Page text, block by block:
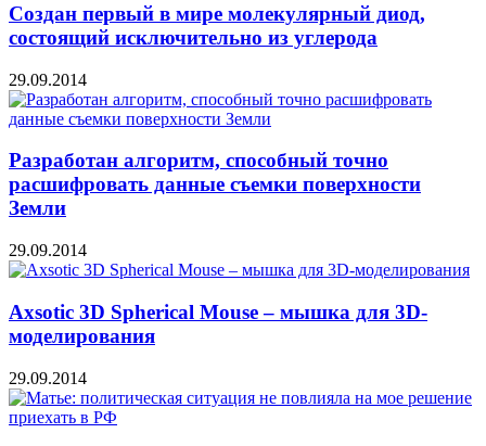
Создан первый в мире молекулярный диод,
состоящий исключительно из углерода
29.09.2014
Разработан алгоритм, способный точно
расшифровать данные съемки поверхности
Земли
29.09.2014
Axsotic 3D Spherical Mouse – мышка для 3D-
моделирования
29.09.2014